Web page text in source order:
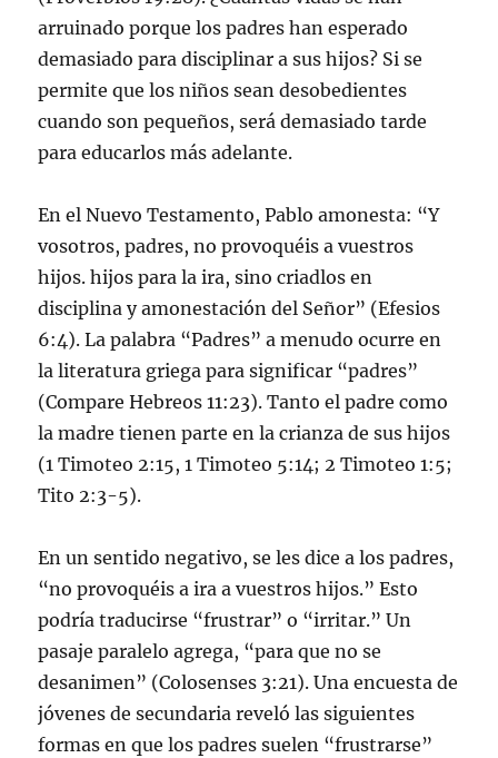
arruinado porque los padres han esperado
demasiado para disciplinar a sus hijos? Si se
permite que los niños sean desobedientes
cuando son pequeños, será demasiado tarde
para educarlos más adelante.
En el Nuevo Testamento, Pablo amonesta: “Y
vosotros, padres, no provoquéis a vuestros
hijos. hijos para la ira, sino criadlos en
disciplina y amonestación del Señor” (Efesios
6:4). La palabra “Padres” a menudo ocurre en
la literatura griega para significar “padres”
(Compare Hebreos 11:23). Tanto el padre como
la madre tienen parte en la crianza de sus hijos
(1 Timoteo 2:15, 1 Timoteo 5:14; 2 Timoteo 1:5;
Tito 2:3-5).
En un sentido negativo, se les dice a los padres,
“no provoquéis a ira a vuestros hijos.” Esto
podría traducirse “frustrar” o “irritar.” Un
pasaje paralelo agrega, “para que no se
desanimen” (Colosenses 3:21). Una encuesta de
jóvenes de secundaria reveló las siguientes
formas en que los padres suelen “frustrarse”